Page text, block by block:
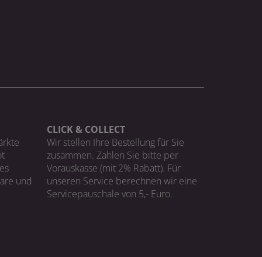
und
CLICK & COLLECT
Wir stellen Ihre Bestellung für Sie
zusammen. Zahlen Sie bitte per
Vorauskasse (mit 2% Rabatt). Für
unseren Service berechnen wir eine
Servicepauschale von 5,- Euro.